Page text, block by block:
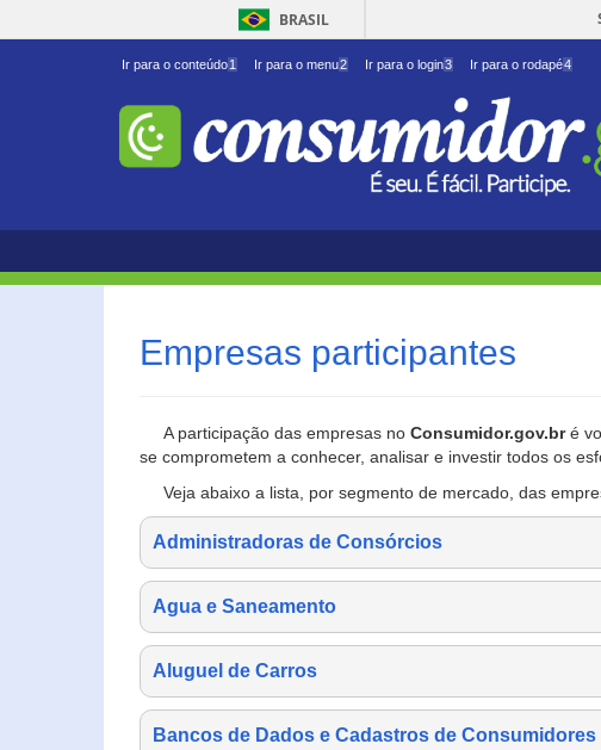
BRASIL
Ir para o conteúdo1 Ir para o menu2 Ir para o login3 Ir para o rodapé4
Empresas participantes
A participação das empresas no Consumidor.gov.bré
se comprometem a conhecer, analisar e investir todos os
Veja abaixo a lista, por segmento de mercado, das
Administradoras de Consórcios
Agua e Saneamento
Aluguel de Carros
Bancos de Dados e Cadastros de Consumidores